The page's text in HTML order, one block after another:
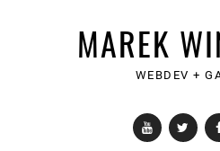
MAREK
WEBDEV +
YouTube